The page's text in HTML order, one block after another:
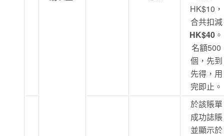
HK$10，
合共扣減
HK$40 。
名額500
個，先到
先得，用
完即止。
於該賬單
成功誌賬
並顯示於